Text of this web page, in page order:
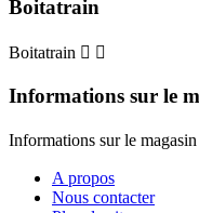
Boitatrain
Boitatrain  
Informations sur le
Informations sur le magasin
A propos
Nous contacter